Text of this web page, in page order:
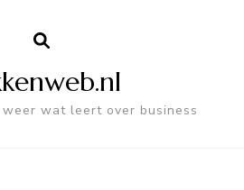
wat leert over business